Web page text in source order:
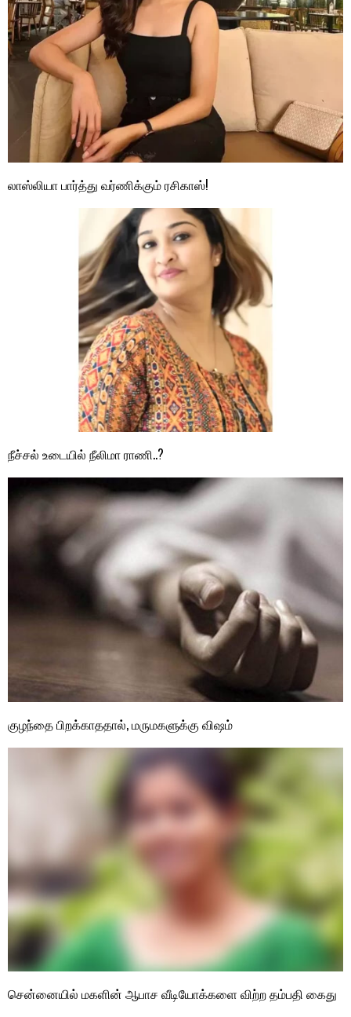
லாஸ்லியா பார்த்து வர்ணிக்கும் ரசிகாஸ்!
நீச்சல் உடையில் நீலிமா ராணி..?
குழந்தை பிறக்காததால், மருமகளுக்கு விஷம்
சென்னையில் மகளின் ஆபாச வீடியோக்களை விற்ற தம்பதி கைது